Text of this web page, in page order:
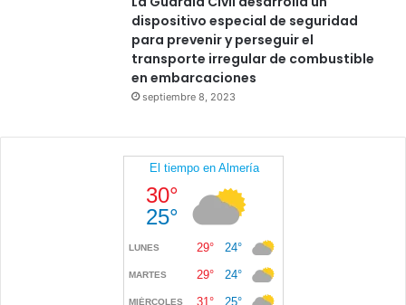
dispositivo especial de seguridad
para prevenir y perseguir el
transporte irregular de combustible
en embarcaciones
septiembre 8, 2023